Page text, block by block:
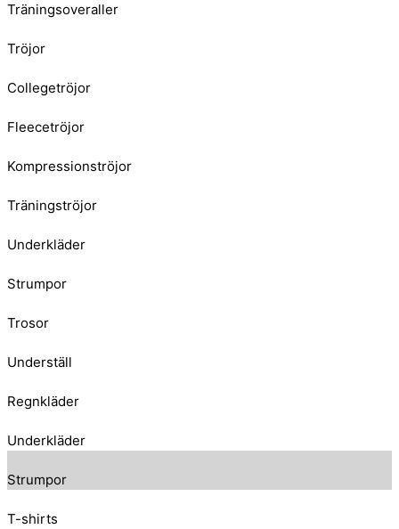
Träningsoveraller
Tröjor
Collegetröjor
Fleecetröjor
Kompressionströjor
Träningströjor
Underkläder
Strumpor
Trosor
Underställ
Regnkläder
Underkläder
Strumpor
T-shirts